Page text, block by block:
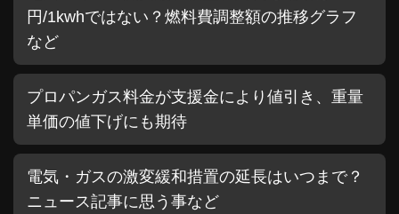
円/1kwhではない？燃料費調整額の推移グラフ
など
プロパンガス料金が支援金により値引き、重量
単価の値下げにも期待
電気・ガスの激変緩和措置の延長はいつまで？
ニュース記事に思う事など